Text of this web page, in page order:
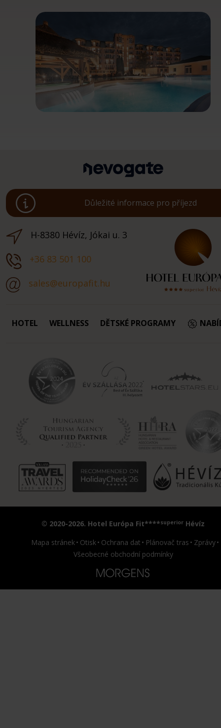
Důležité informace pro příjezd
H-8380 Hévíz, Jókai u. 3
+36 83 501 100
sales@europafit.hu
HOTEL WELLNESS DĚTSKÉ PROGRAMY
© 2020-2026. Hotel Európa Fit****superior Hévíz
Mapa stránek
Otisk Ochrana dat Plánovač tras
Zprávy
Všeobecné obchodní podmínky